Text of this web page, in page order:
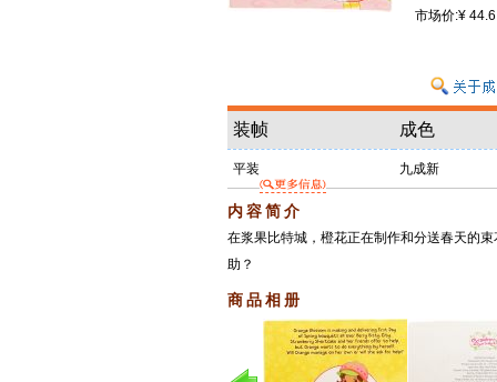
市场价:¥ 44.6
装帧 成色
平装 九成新
内容简介
在浆果比特城，橙花正在制作和分送春天的
助？
商品相册